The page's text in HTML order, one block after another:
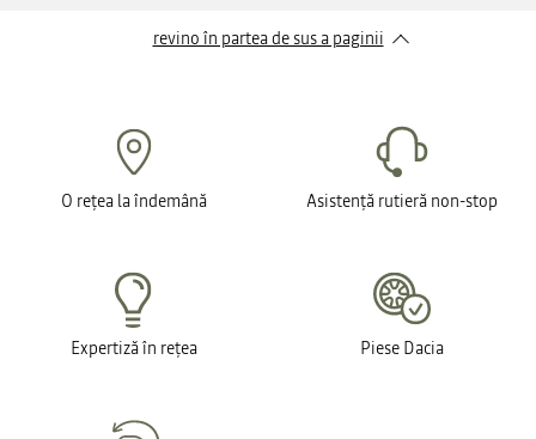
revino în partea de sus a paginii
O rețea la îndemână Asistență rutieră non-stop
Expertiză în rețea Piese Dacia